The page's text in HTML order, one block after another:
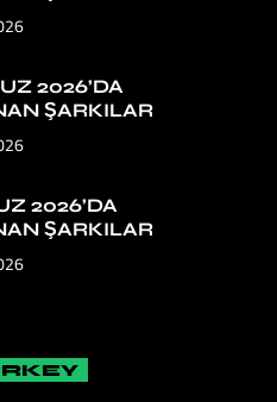
2026’DA
ŞARKILAR
2026’DA
ŞARKILAR